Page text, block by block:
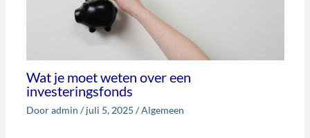
Wat je moet weten over een
investeringsfonds
Door admin /juli 5, 2025 /Algemeen